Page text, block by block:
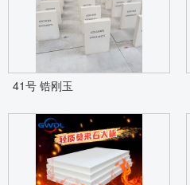
41号 锆刚玉